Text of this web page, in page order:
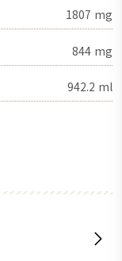
1807 mg
844 mg
942.2 ml